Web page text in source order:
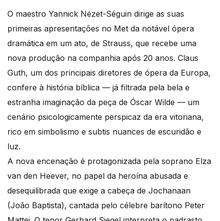
O maestro Yannick Nézet-Séguin dirige as suas
primeiras apresentações no Met da notável ópera
dramática em um ato, de Strauss, que recebe uma
nova produção na companhia após 20 anos. Claus
Guth, um dos principais diretores de ópera da Europa,
confere à história bíblica — já filtrada pela bela e
estranha imaginação da peça de Óscar Wilde — um
cenário psicologicamente perspicaz da era vitoriana,
rico em simbolismo e subtis nuances de escuridão e
luz.
A nova encenação é protagonizada pela soprano Elza
van den Heever, no papel da heroína abusada e
desequilibrada que exige a cabeça de Jochanaan
(João Baptista), cantada pelo célebre barítono Peter